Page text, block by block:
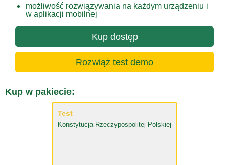
możliwość rozwiązywania na każdym urządzeniu i
w aplikacji mobilnej
Kup dostęp
Rozwiąż test demo
Kup w pakiecie:
Test
Konstytucja Rzeczypospolitej Polskiej